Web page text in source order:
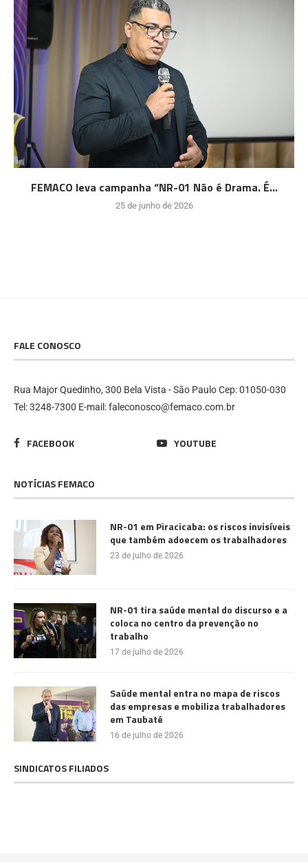
FEMACO leva campanha “NR-01 Não é Drama. É...
25 de junho de 2026
FALE CONOSCO
Rua Major Quedinho, 300 Bela Vista - São Paulo Cep: 01050-030
Tel: 3248-7300 E-mail: faleconosco@femaco.com.br
FACEBOOK YOUTUBE
NOTÍCIAS FEMACO
NR-01 em Piracicaba: os riscos invisíveis
que também adoecem os trabalhadores
23 de julho de 2026
NR-01 tira saúde mental do discurso e a
coloca no centro da prevenção no
trabalho
17 de julho de 2026
Saúde mental entra no mapa de riscos
das empresas e mobiliza trabalhadores
em Taubaté
16 de julho de 2026
SINDICATOS FILIADOS